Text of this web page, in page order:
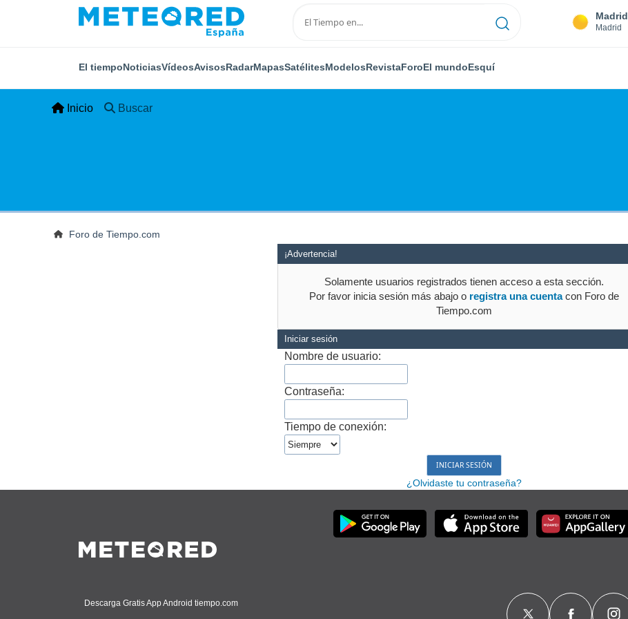
Madrid
Madrid
El tiempoNoticiasVídeosAvisosRadarMapasSatélitesModelosRevistaForoEl mundoEsquí
Inicio Buscar
Foro de Tiempo.com
¡Advertencia!
Solamente usuarios registrados tienen acceso a esta sección.
Por favor inicia sesión más abajo o registra una cuentacon Foro de
Tiempo.com
Iniciar sesión
Nombre de usuario:
Contraseña:
Tiempo de conexión:
¿Olvidaste tu contraseña?
Descarga Gratis App Android tiempo.com